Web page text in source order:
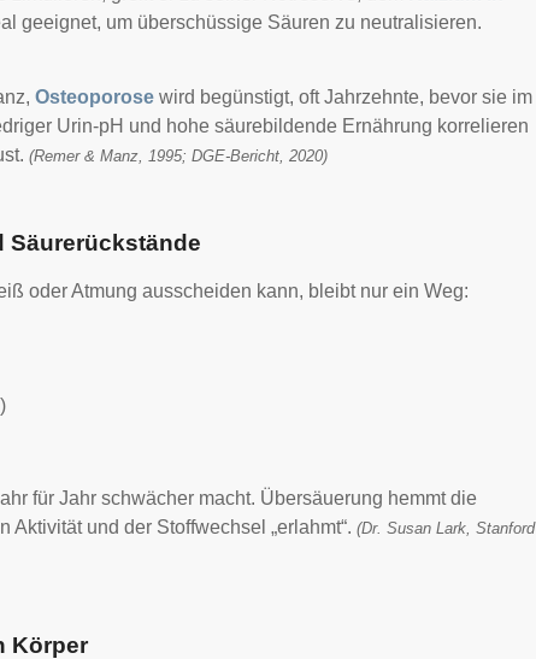
geeignet, um überschüssige Säuren zu neutralisieren.
Osteoporose wird begünstigt, oft Jahrzehnte, bevor sie im
Urin-pH und hohe säurebildende Ernährung korrelieren
(Remer & Manz, 1995; DGE-Bericht, 2020)
Säurerückstände
oder Atmung ausscheiden kann, bleibt nur ein Weg:
für Jahr schwächer macht. Übersäuerung hemmt die
und der Stoffwechsel „erlahmt“. (Dr. Susan Lark, Stanford
Körper